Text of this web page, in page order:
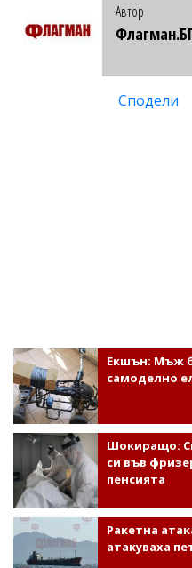
Автор
Сподели
Екшън: Мъж
самоделно
Шокиращо:
си във
пенсията
Ракетна
атакуваха